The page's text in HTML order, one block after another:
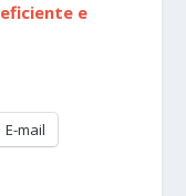
e
E-mail